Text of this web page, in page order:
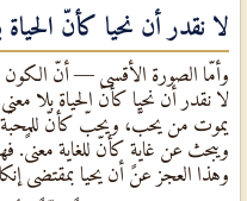
لا نقدر أن نحيا كأنّ الحياة
وأمّا الصورة الأقسى — أنّ الكون
لا نقدر أن نحيا كأنّ الحياة بلا
يموت من يحبّ، ويحبّ كأنّ للمحبّة
ويبحث عن غايةٍ كأنّ للغاية معنىً. فهو
وهذا العجز عن أن يحيا بمقتضى